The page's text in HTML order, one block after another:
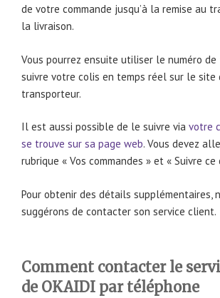
de votre commande jusqu’à la remise au
la livraison.
Vous pourrez ensuite utiliser le numéro
suivre votre colis en temps réel sur le site
transporteur.
Il est aussi possible de le suivre via votre
se trouve sur sa page web. Vous devez
rubrique « Vos commandes » et « Suivre ce
Pour obtenir des détails supplémentaires,
suggérons de contacter son service client.
Comment contacter le
de OKAIDI par téléphone